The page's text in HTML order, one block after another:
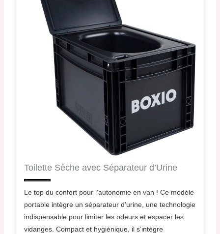
Toilette Sèche avec Séparateur d’Urine
Le top du confort pour l’autonomie en van ! Ce modèle
portable intègre un séparateur d’urine, une technologie
indispensable pour limiter les odeurs et espacer les
vidanges. Compact et hygiénique, il s’intègre